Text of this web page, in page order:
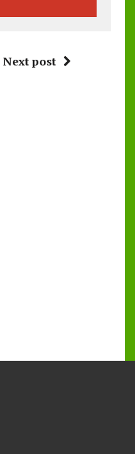
Next post